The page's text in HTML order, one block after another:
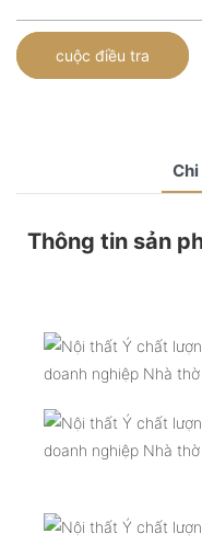
cuộc điều tra
Chi
Thông tin sản